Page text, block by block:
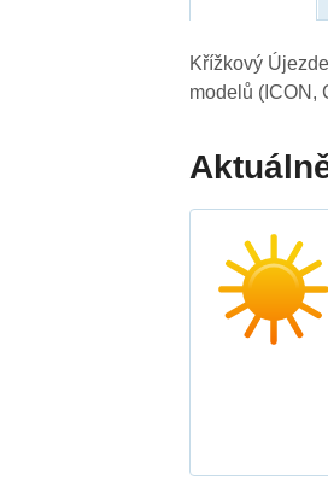
Křížkový
modelů (ICON,